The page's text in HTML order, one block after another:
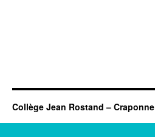
Collège Jean Rostand – Craponne